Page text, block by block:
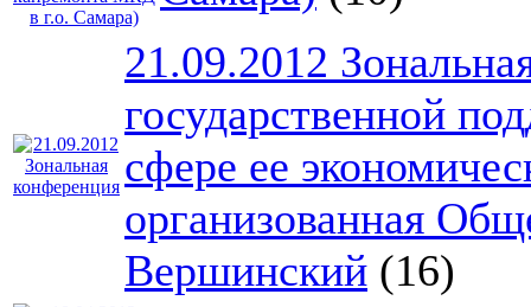
21.09.2012
государственной
сфере ее
организованная
Вершинский (16)